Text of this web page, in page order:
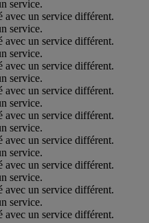
service.
avec un service différent.
service.
avec un service différent.
service.
avec un service différent.
service.
avec un service différent.
service.
avec un service différent.
service.
avec un service différent.
service.
avec un service différent.
service.
avec un service différent.
service.
avec un service différent.